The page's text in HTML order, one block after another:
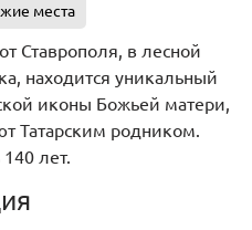
места
Ставрополя, в лесной
находится уникальный
иконы Божьей матери,
Татарским родником.
лет.